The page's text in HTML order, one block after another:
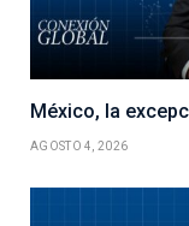
México, la
AGOSTO 4, 2026